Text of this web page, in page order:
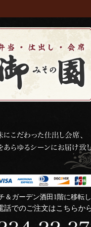
＆ガーデン酒田1階に移転し
話でのご注文はこちらか